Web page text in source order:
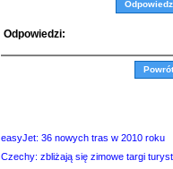
Odpowiedz
Odpowiedzi:
easyJet: 36 nowych tras w 2010 roku
Czechy: zbliżają się zimowe targi